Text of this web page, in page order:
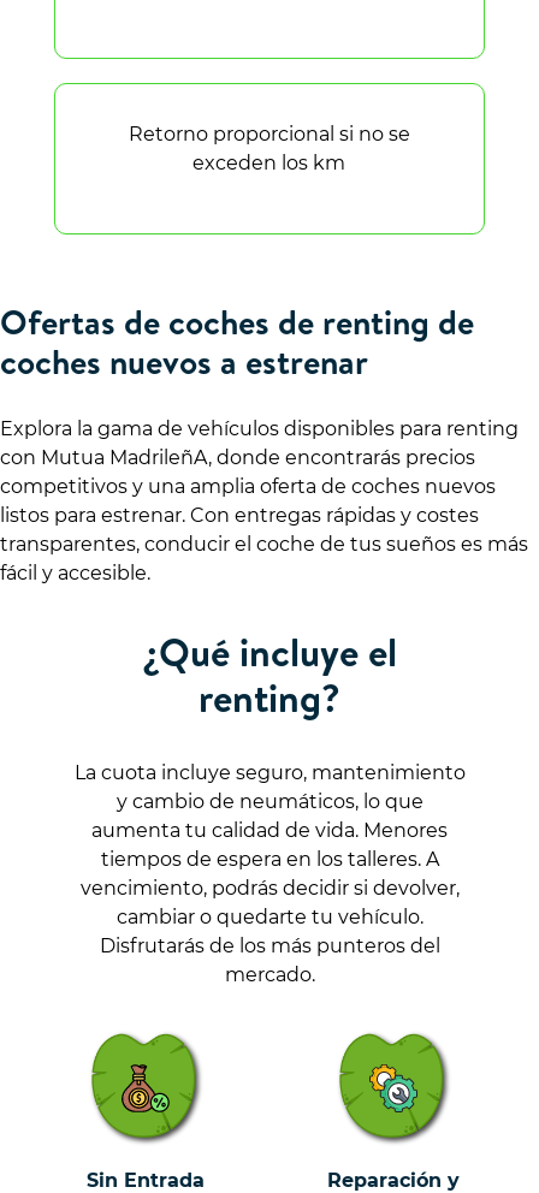
Retorno proporcional si no se
exceden los km
Ofertas de coches de renting de
coches nuevos a estrenar
Explora la gama de vehículos disponibles para renting
con Mutua MadrileñA, donde encontrarás precios
competitivos y una amplia oferta de coches nuevos
listos para estrenar. Con entregas rápidas y costes
transparentes, conducir el coche de tus sueños es más
fácil y accesible.
¿Qué incluye el
renting?
La cuota incluye seguro, mantenimiento
y cambio de neumáticos, lo que
aumenta tu calidad de vida. Menores
tiempos de espera en los talleres. A
vencimiento, podrás decidir si devolver,
cambiar o quedarte tu vehículo.
Disfrutarás de los más punteros del
mercado.
Sin Entrada
Reparación y